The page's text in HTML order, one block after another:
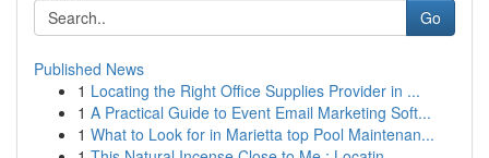
Go
Published News
1 Locating the Right Office Supplies Provider in ...
1 A Practical Guide to Event Email Marketing Soft...
1 What to Look for in Marietta top Pool Maintenan...